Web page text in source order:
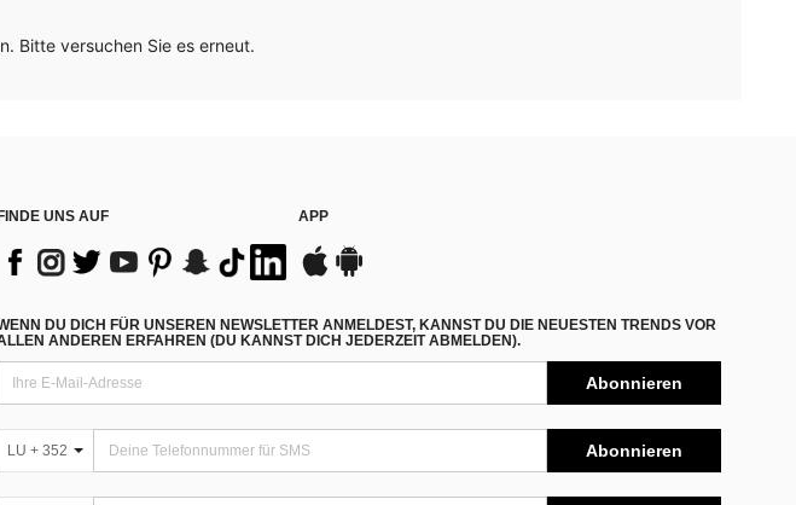
Bitte versuchen Sie es erneut.
FINDE UNS AUF APP
DU DICH FÜR UNSEREN NEWSLETTER ANMELDEST, KANNST DU DIE NEUESTEN TRENDS VOR
ANDEREN ERFAHREN (DU KANNST DICH JEDERZEIT ABMELDEN).
Abonnieren
LU + 352 Abonnieren